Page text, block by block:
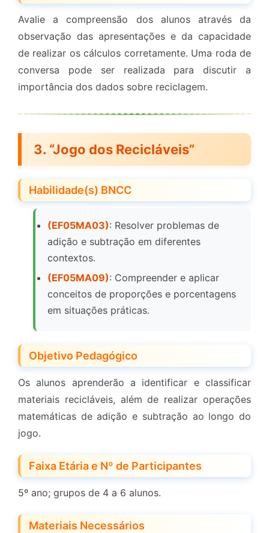
Avalie a compreensão dos alunos através da
observação das apresentações e da capacidade
de realizar os cálculos corretamente. Uma roda de
conversa pode ser realizada para discutir a
importância dos dados sobre reciclagem.
3. “Jogo dos Recicláveis”
Habilidade(s) BNCC
(EF05MA03): Resolver problemas de
adição e subtração em diferentes
contextos.
(EF05MA09): Compreender e aplicar
conceitos de proporções e porcentagens
em situações práticas.
Objetivo Pedagógico
Os alunos aprenderão a identificar e classificar
materiais recicláveis, além de realizar operações
matemáticas de adição e subtração ao longo do
jogo.
Faixa Etária e Nº de Participantes
5º ano; grupos de 4 a 6 alunos.
Materiais Necessários